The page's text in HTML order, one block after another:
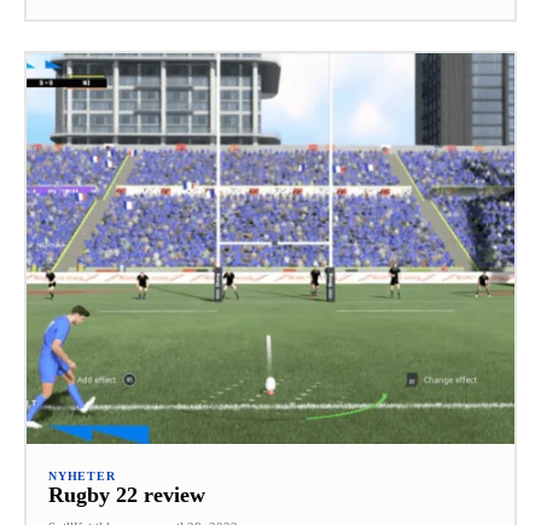
NYHETER
Rugby 22 review